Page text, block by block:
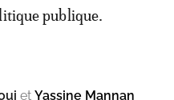
publique.
et Yassine Mannan